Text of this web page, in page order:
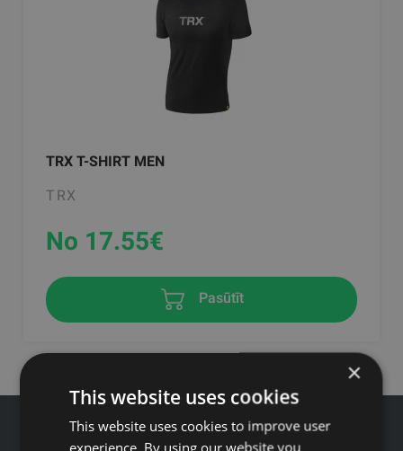
TRX T-SHIRT MEN
TRX
No 17.55€
Pasūtīt
×
This website uses cookies
This website uses cookies to improve user
experience. By using our website you